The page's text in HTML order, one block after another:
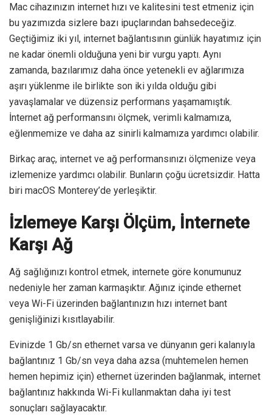
Mac cihazınızın internet hızı ve kalitesini test etmeniz için
bu yazımızda sizlere bazı ipuçlarından bahsedeceğiz.
Geçtiğimiz iki yıl, internet bağlantısının günlük hayatımız için
ne kadar önemli olduğuna yeni bir vurgu yaptı. Aynı
zamanda, bazılarımız daha önce yetenekli ev ağlarımıza
aşırı yüklenme ile birlikte son iki yılda olduğu gibi
yavaşlamalar ve düzensiz performans yaşamamıştık.
İnternet ağ performansını ölçmek, verimli kalmamıza,
eğlenmemize ve daha az sinirli kalmamıza yardımcı olabilir.
Birkaç araç, internet ve ağ performansınızı ölçmenize veya
izlemenize yardımcı olabilir. Bunların çoğu ücretsizdir. Hatta
biri macOS Monterey’de yerleşiktir.
İzlemeye Karşı Ölçüm, İnternete
Karşı Ağ
Ağ sağlığınızı kontrol etmek, internete göre konumunuz
nedeniyle her zaman karmaşıktır. Ağınız içinde ethernet
veya Wi-Fi üzerinden bağlantınızın hızı internet bant
genişliğinizi kısıtlayabilir.
Evinizde 1 Gb/sn ethernet varsa ve dünyanın geri kalanıyla
bağlantınız 1 Gb/sn veya daha azsa (muhtemelen hemen
hemen hepimiz için) ethernet üzerinden bağlanmak, internet
bağlantınız hakkında Wi-Fi kullanmaktan daha iyi test
sonuçları sağlayacaktır.